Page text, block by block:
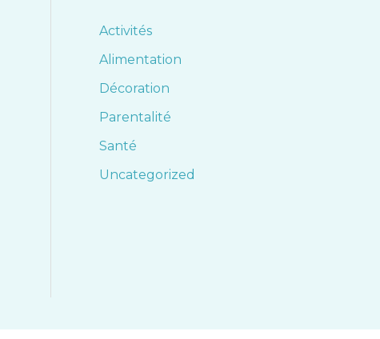
Activités
Alimentation
Décoration
Parentalité
Santé
Uncategorized